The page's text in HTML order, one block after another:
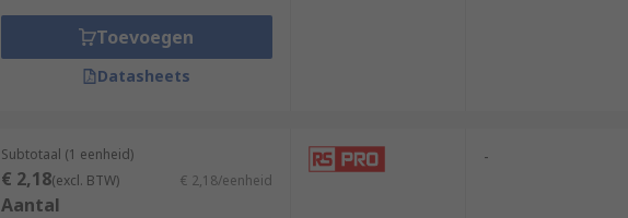
Toevoegen
Datasheets
Subtotaal (1 eenheid)
€ 2,18(excl. BTW) € 2,18/eenheid
Aantal
-